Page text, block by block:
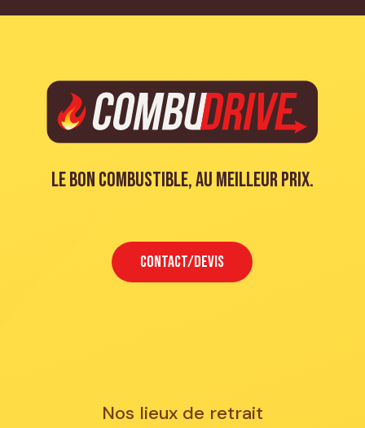
Le bon combustible, au meilleur prix.
CONTACT/DEVIS
Nos lieux de retrait